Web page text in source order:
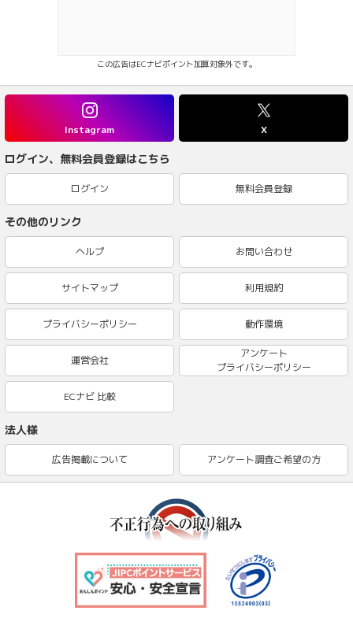
この広告はECナビポイント加算対象外です。
Instagram X
ログイン、無料会員登録はこちら
ログイン 無料会員登録
その他のリンク
ヘルプ お問い合わせ
サイトマップ 利用規約
プライバシーポリシー 動作環境
運営会社
アンケート
プライバシーポリシー
ECナビ 比較
法人様
広告掲載について アンケート調査ご希望の方